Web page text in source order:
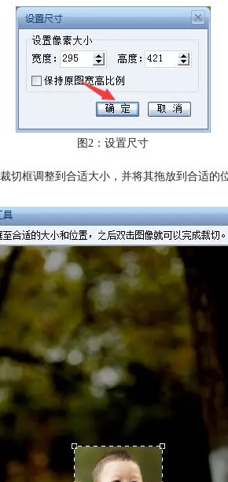
图2：设置尺寸
切框调整到合适大小，并将其拖放到合适的